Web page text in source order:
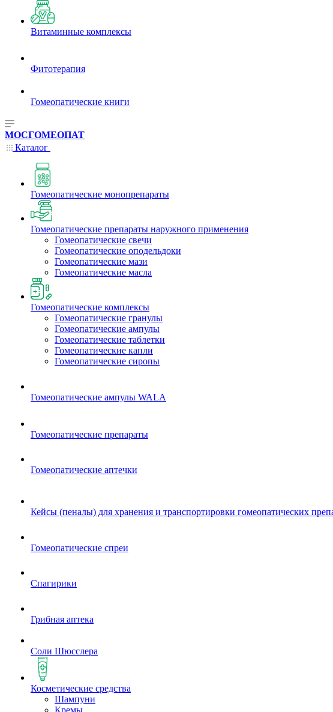
Витаминные комплексы
Фитотерапия
Гомеопатические книги
МОСГОМЕОПАТ
Каталог
Гомеопатические монопрепараты
Гомеопатические препараты наружного применения
Гомеопатические свечи
Гомеопатические оподельдоки
Гомеопатические мази
Гомеопатические масла
Гомеопатические комплексы
Гомеопатические гранулы
Гомеопатические ампулы
Гомеопатические таблетки
Гомеопатические капли
Гомеопатические сиропы
Гомеопатические ампулы WALA
Гомеопатические препараты
Гомеопатические аптечки
Кейсы (пеналы) для хранения и транспортировки гомеопатических
Гомеопатические спреи
Спагирики
Грибная аптека
Соли Шюсслера
Косметические средства
Шампуни
Кремы